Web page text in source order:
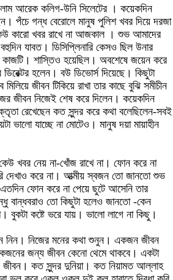
আরেক কলিগ-উনি সিলেটের । কয়েকদিন
পঁচে গন্ধ বেরোলে মানুষ পুলিশ খবর দিয়ে দরজা
কারো খবর রাখে না আজকাল । শুভ আমাদের
যাবত। ডিসিপ্লিনারি কেসও ছিল উনার
শাস্তিও হয়েছিল। অবশেষে জয়েন করে
হলেন। বউ ডিভোর্স দিয়েছে। কিছুটা
জীবন টিকিয়ে রাখা তার কাছে বুঝি সমীচীন
জীবন নিজেই শেষ করে দিলেন। কয়েকদিন
রেখেছেন কত সুন্দর করে কথা বলেছিলেন-সবই
ভালো যাচ্ছে না মোটেও। মানুষ দয়া মায়াহীন
খবর নেয় না-খোঁজ রাখে না। ফোন করে না
দেখাও করে না। আত্মীয় স্বজন তো জানতো শুভ
ফোন করে না পেয়ে ছুটে আসেনি তার
বান্ধবরাও তো কিছুটা হলেও জানতো -কেন
বুকটা কষ্টে ভরে যায়। ভালো লাগে না কিছু।
নিন। নিজের মনের কথা শুনুন। একজন জীবন
জন্য জীবন কেনো থেমে থাকবে। একটা
কত সুন্দর দুনিয়া। কত নিয়ামত আল্লাহ